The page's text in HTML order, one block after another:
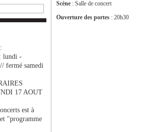
lundi -
fermé samedi
17 AOUT
est à
"programme
Scène : Salle de concert
Ouverture des portes : 20h30